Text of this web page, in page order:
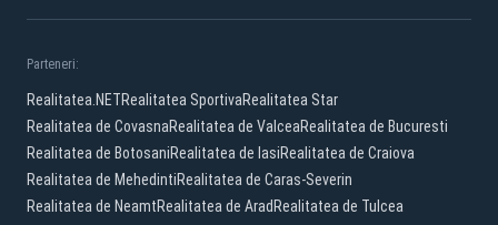
Parteneri:
Realitatea.NETRealitatea SportivaRealitatea Star
Realitatea de CovasnaRealitatea de ValceaRealitatea de Bucuresti
Realitatea de BotosaniRealitatea de IasiRealitatea de Craiova
Realitatea de MehedintiRealitatea de Caras-Severin
Realitatea de NeamtRealitatea de Arad Realitatea de Tulcea